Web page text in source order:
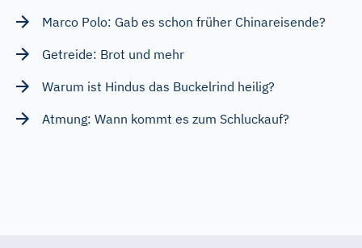
Marco Polo: Gab es schon früher Chinareisende?
Getreide: Brot und mehr
Warum ist Hindus das Buckelrind heilig?
Atmung: Wann kommt es zum Schluckauf?